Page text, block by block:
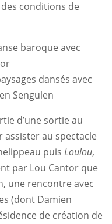
des conditions de
baroque avec
dansés avec
Sengulen
d’une sortie au
assister au spectacle
puis Loulou,
par Lou Cantor que
une rencontre avec
(dont Damien
de création de